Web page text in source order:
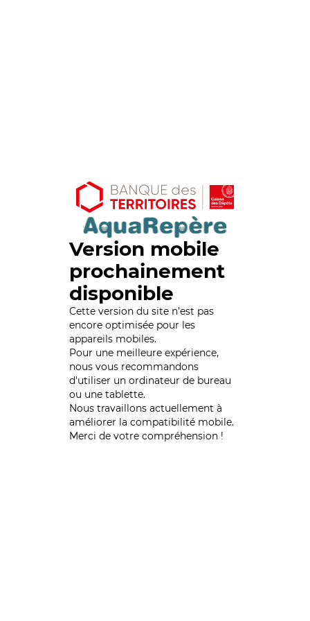
Version mobile
prochainement
disponible
Cette version du site n’est pas
encore optimisée pour les
appareils mobiles.
Pour une meilleure expérience,
nous vous recommandons
d'utiliser un ordinateur de bureau
ou une tablette.
Nous travaillons actuellement à
améliorer la compatibilité mobile.
Merci de votre compréhension !